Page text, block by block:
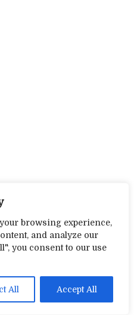
browsing experience,
and analyze our
you consent to our use
All Accept All